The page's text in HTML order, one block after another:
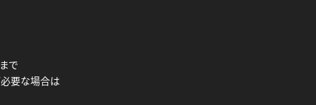
で
要な場合は